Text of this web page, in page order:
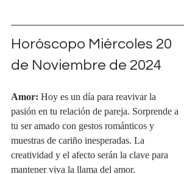
Horóscopo Miércoles 20
de Noviembre de 2024
Amor: Hoy es un día para reavivar la
pasión en tu relación de pareja. Sorprende a
tu ser amado con gestos románticos y
muestras de cariño inesperadas. La
creatividad y el afecto serán la clave para
mantener viva la llama del amor.